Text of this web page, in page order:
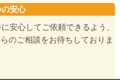
安心
安心してご依頼できるよう、
のご相談をお待ちしておりま